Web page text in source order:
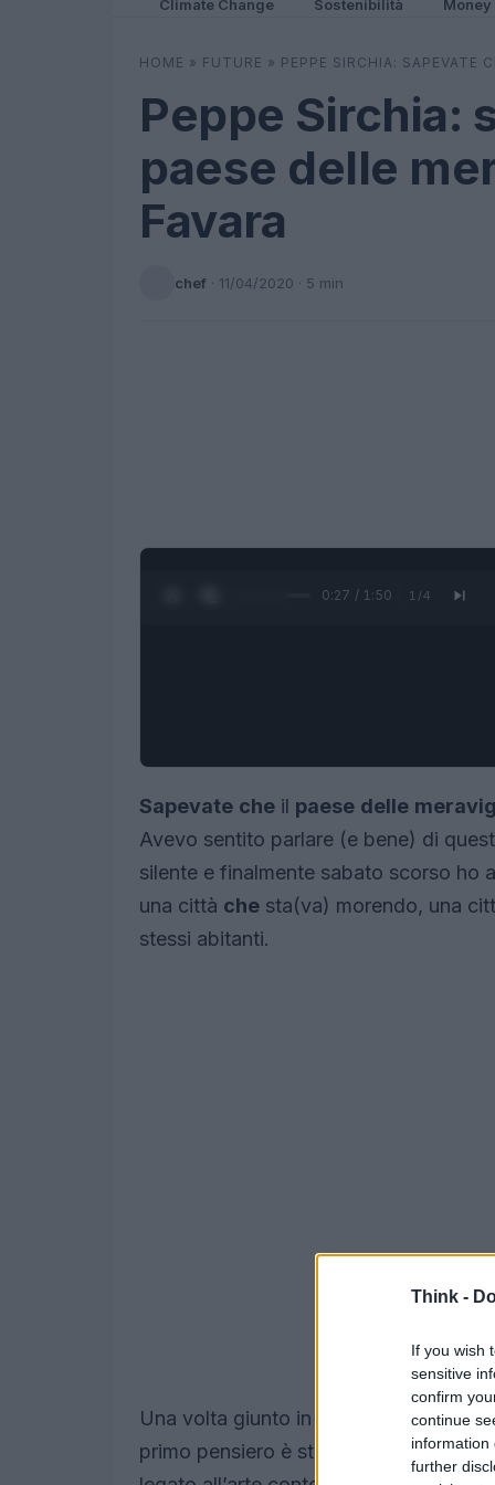
Think -
If you wish
sensitive
confirm
continue
information
further
Climate Change Sostenibilità Money
HOME » FUTURE » PEPPE SIRCHIA: SAPEVATE
Peppe Sirchia:
paese delle
Favara
chef · 11/04/2020 · 5 min
0:28 / 1:50 1 /4
Sapevate che il paese delle
Avevo sentito parlare (e bene) di
silente e finalmente sabato scorso ho
una città che sta(va) morendo, una
stessi abitanti.
Una volta giunto in città non credevo
primo pensiero è stato: «È questa la